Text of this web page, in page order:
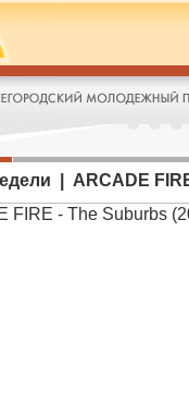
| ARCADE